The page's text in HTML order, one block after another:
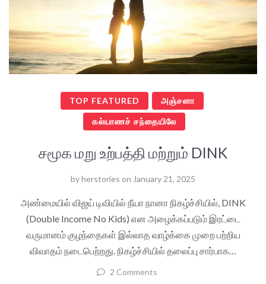
TOP FEATURED அஞ்சனா
கல்யாணச் சந்தையிலே
சமூக மறு உற்பத்தி மற்றும் DINK
byherstories on January 21, 2025
அண்மையில் விஜய் டிவியில் நீயா நானா நிகழ்ச்சியில், DINK
(Double Income No Kids) என அழைக்கப்படும் இரட்டை
வருமானம் குழந்தைகள் இல்லாத வாழ்க்கை முறை பற்றிய
விவாதம் நடைபெற்றது. நிகழ்ச்சியில் தலைப்பு சார்பாக…
2 Comments